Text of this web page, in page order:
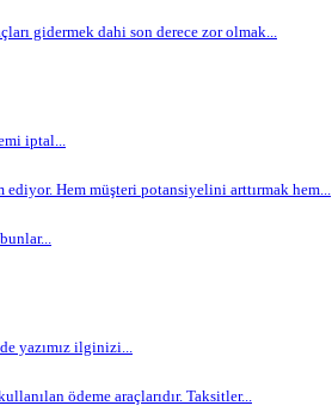
gidermek dahi son derece zor olmak...
iptal...
Hem müşteri potansiyelini arttırmak hem...
yazımız ilginizi...
ödeme araçlarıdır. Taksitler...